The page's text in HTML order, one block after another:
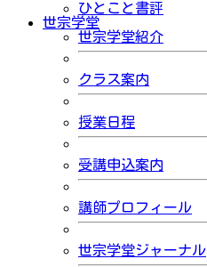
ひとこと書評
世宗学堂
世宗学堂紹介
クラス案内
授業日程
受講申込案内
講師プロフィール
世宗学堂ジャーナル